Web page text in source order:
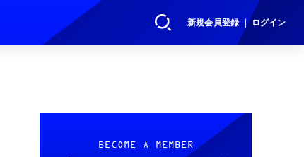
新規会員登録 ｜ ログイン
BECOME A MEMBER